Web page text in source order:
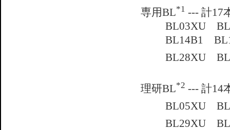
専用BL*1 --- 計17
BL03XU
BL14B1
BL28XU
理研BL*2 --- 計14
BL05XU
BL29XU